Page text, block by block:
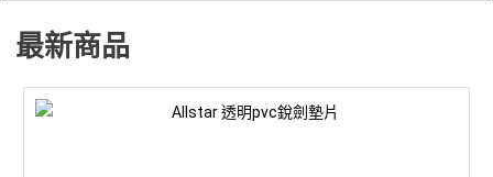
最新商品